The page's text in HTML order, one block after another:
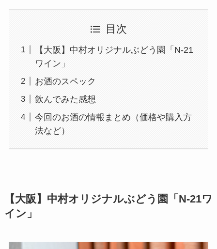
目次
【大阪】中村オリジナルぶどう園「N-21
ワイン」
お酒のスペック
飲んでみた感想
今回のお酒の情報まとめ（価格や購入方
法など）
【大阪】中村オリジナルぶどう園「N-21ワ
イン」